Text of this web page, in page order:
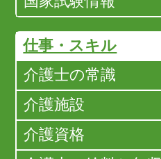
仕事・スキル
介護士の常識
介護施設
介護資格